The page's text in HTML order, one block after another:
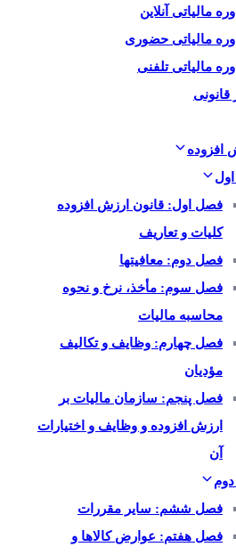
مالیاتی آنلاین
مالیاتی حضوری
مالیاتی تلفنی
قانونی
افزوده
فصل اول: قانون ارزش افزوده
کلیات و تعاریف
فصل دوم: معافیتها
فصل سوم: مأخذ، نرخ و نحوه
محاسبه مالیات
فصل چهارم: وظایف و تکالیف
مؤدیان
فصل پنجم: سازمان مالیات بر
ارزش افزوده و وظایف و اختیارات
آن
فصل ششم: سایر مقررات
فصل هفتم: عوارض کالاها و